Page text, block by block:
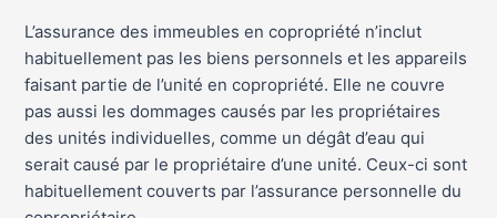
L’assurance des immeubles en copropriété n’inclut
habituellement pas les biens personnels et les appareils
faisant partie de l’unité en copropriété. Elle ne couvre
pas aussi les dommages causés par les propriétaires
des unités individuelles, comme un dégât d’eau qui
serait causé par le propriétaire d’une unité. Ceux-ci sont
habituellement couverts par l’assurance personnelle du